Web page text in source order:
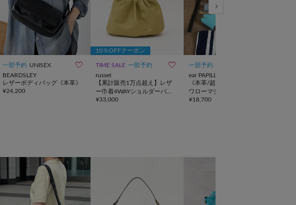
一部予約 UNISEX 
BEARDSLEY
レザーボディバッグ《本革》
¥24,200
10％OFFクーポン
TIME SALE 一部予約 
russet
【累計販売1万点超え】レザ
ー巾着4WAYショルダーバッ
グ
¥33,000
一部予約
ear PAPILLONNER
《本革/超軽量280g》ミニス
ワローマチショルダーバッグ
¥18,700